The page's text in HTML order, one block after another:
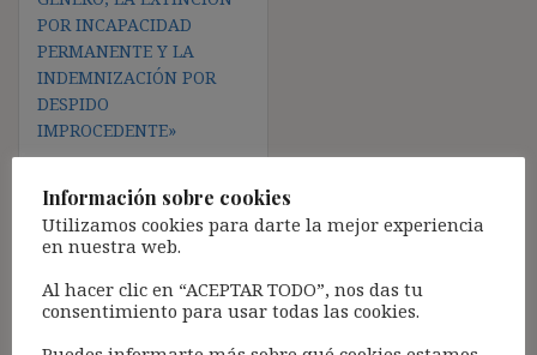
POR INCAPACIDAD
PERMANENTE Y LA
INDEMNIZACIÓN POR
DESPIDO
IMPROCEDENTE»
Deja una respuesta
Tu dirección de correo electrónico no será publicada.
campos obligatorios están marcados con*
Comentario*
Información sobre cookies
Utilizamos cookies para darte la mejor experiencia
en nuestra web.
Al hacer clic en “ACEPTAR TODO”, nos das tu
consentimiento para usar todas las cookies.